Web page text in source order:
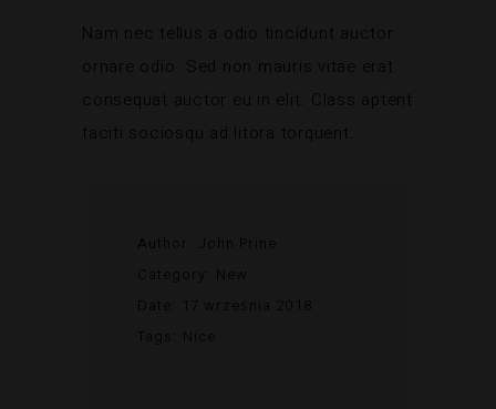
Nam nec tellus a odio tincidunt auctor
ornare odio. Sed non mauris vitae erat
consequat auctor eu in elit. Class aptent
taciti sociosqu ad litora torquent.
Author:
John Prine
Category:
New
Date:
17 września 2018
Tags:
Nice